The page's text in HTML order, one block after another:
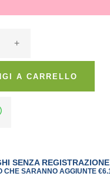
+
A CARRELLO
SENZA
CHE SARANNO AGGIUNTE